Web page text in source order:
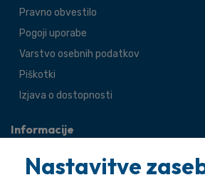
Pravno obvestilo
Pogoji uporabe
Varstvo osebnih podatkov
Piškotki
Izjava o dostopnosti
Informacije
O agenciji
Splošne zadeve
Nastavitve